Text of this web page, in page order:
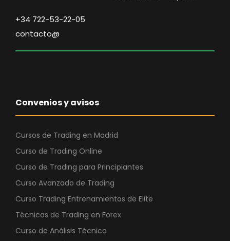
+34 722-53-22-05
contacto@
Convenios y avisos
Cursos de Trading en Madrid
Curso de Trading Online
Curso de Trading para Principiantes
Curso Avanzado de Trading
Curso Trading Entrenamientos de Elite
Técnicas de Trading en Forex
Curso de Análisis Técnico